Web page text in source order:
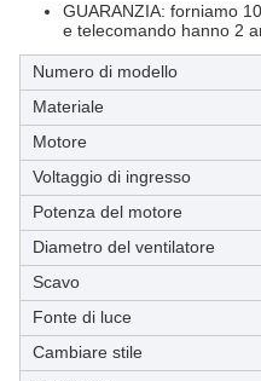
GUARANZIA: forniamo
e telecomando hanno 2
Numero di modello
Materiale
Motore
Voltaggio di ingresso
Potenza del motore
Diametro del ventilatore
Scavo
Fonte di luce
Cambiare stile